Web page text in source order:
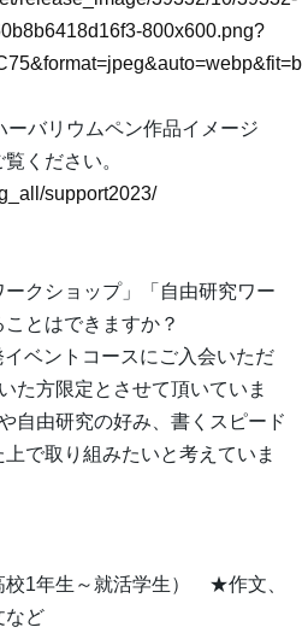
800x600.png?
ーバリウムペン作品イメージ
ください。
support2023/
クショップ」「自由研究ワー
とはできますか？
ベントコースにご入会いただ
た方限定とさせて頂いていま
自由研究の好み、書くスピード
で取り組みたいと考えていま
校1年生～就活学生） ★作文、
など